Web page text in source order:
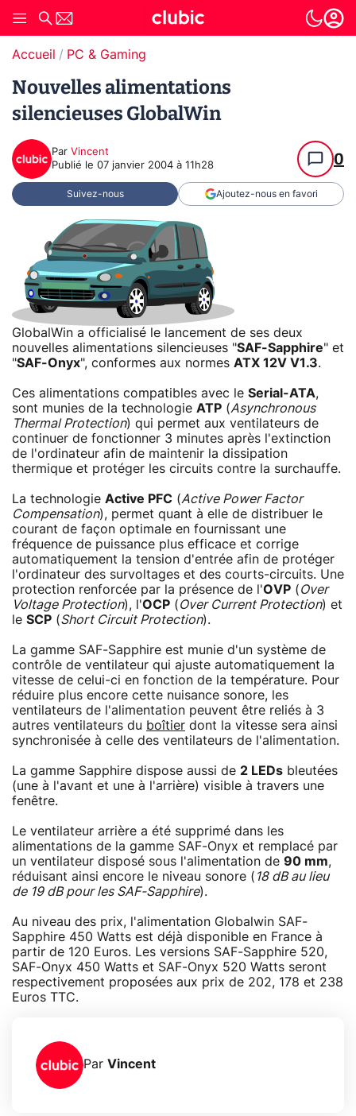
Accueil PC & Gaming
Nouvelles alimentations
silencieuses GlobalWin
Par Vincent
Publié le 07 janvier 2004 à 11h28 0
Suivez-nous Ajoutez-nous en favori
GlobalWin a officialisé le lancement de ses deux
nouvelles alimentations silencieuses "SAF-Sapphire" et
"SAF-Onyx", conformes aux normes ATX 12V V1.3.
Ces alimentations compatibles avec le Serial-ATA,
sont munies de la technologie ATP (Asynchronous
Thermal Protection) qui permet aux ventilateurs de
continuer de fonctionner 3 minutes après l'extinction
de l'ordinateur afin de maintenir la dissipation
thermique et protéger les circuits contre la surchauffe.
La technologie Active PFC (Active Power Factor
Compensation), permet quant à elle de distribuer le
courant de façon optimale en fournissant une
fréquence de puissance plus efficace et corrige
automatiquement la tension d'entrée afin de protéger
l'ordinateur des survoltages et des courts-circuits. Une
protection renforcée par la présence de l'OVP (Over
Voltage Protection), l'OCP (Over Current Protection) et
le SCP (Short Circuit Protection).
La gamme SAF-Sapphire est munie d'un système de
contrôle de ventilateur qui ajuste automatiquement la
vitesse de celui-ci en fonction de la température. Pour
réduire plus encore cette nuisance sonore, les
ventilateurs de l'alimentation peuvent être reliés à 3
autres ventilateurs du boîtier dont la vitesse sera ainsi
synchronisée à celle des ventilateurs de l'alimentation.
La gamme Sapphire dispose aussi de 2 LEDs bleutées
(une à l'avant et une à l'arrière) visible à travers une
fenêtre.
Le ventilateur arrière a été supprimé dans les
alimentations de la gamme SAF-Onyx et remplacé par
un ventilateur disposé sous l'alimentation de 90 mm,
réduisant ainsi encore le niveau sonore ( 18 dB au lieu
de 19 dB pour les SAF-Sapphire).
Au niveau des prix, l'alimentation Globalwin SAF-
Sapphire 450 Watts est déjà disponible en France à
partir de 120 Euros. Les versions SAF-Sapphire 520,
SAF-Onyx 450 Watts et SAF-Onyx 520 Watts seront
respectivement proposées aux prix de 202, 178 et 238
Euros TTC.
Par Vincent